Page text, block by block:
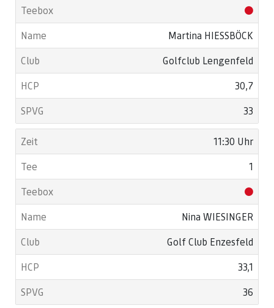
Martina HIESSBÖCK
Golfclub Lengenfeld
30,7
33
11:30 Uhr
1
Nina WIESINGER
Golf Club Enzesfeld
33,1
36